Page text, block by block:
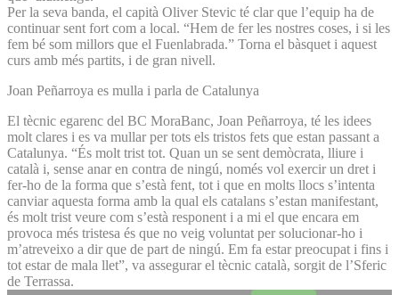
Per la seva banda, el capità Oliver Stevic té clar que l’equip ha de
continuar sent fort com a local. “Hem de fer les nostres coses, i si les
fem bé som millors que el Fuenlabrada.” Torna el bàsquet i aquest
curs amb més partits, i de gran nivell.
Joan Peñarroya es mulla i parla de Catalunya
El tècnic egarenc del BC MoraBanc, Joan Peñarroya, té les idees
molt clares i es va mullar per tots els tristos fets que estan passant a
Catalunya. “És molt trist tot. Quan un se sent demòcrata, lliure i
català i, sense anar en contra de ningú, només vol exercir un dret i
fer-ho de la forma que s’està fent, tot i que en molts llocs s’intenta
canviar aquesta forma amb la qual els catalans s’estan manifestant,
és molt trist veure com s’està responent i a mi el que encara em
provoca més tristesa és que no veig voluntat per solucionar-ho i
m’atreveixo a dir que de part de ningú. Em fa estar preocupat i fins i
tot estar de mala llet”, va assegurar el tècnic català, sorgit de l’Sferic
de Terrassa.